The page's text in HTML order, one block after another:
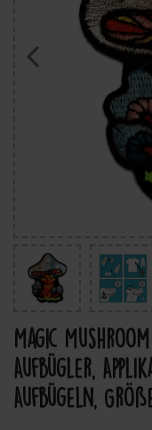
Magic
Aufbügler,
Aufbügeln,